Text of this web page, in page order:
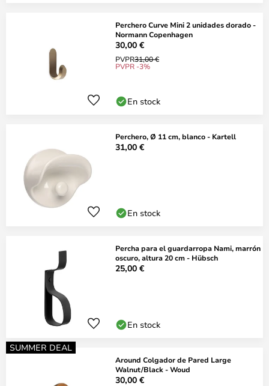
Perchero Curve Mini 2 unidades dorado -
Normann Copenhagen
30,00 €
PVPR31,00 €
PVPR -3%
En stock
Perchero, Ø 11 cm, blanco - Kartell
31,00 €
En stock
Percha para el guardarropa Nami, marrón
oscuro, altura 20 cm - Hübsch
25,00 €
En stock
SUMMER DEAL
Around Colgador de Pared Large
Walnut/Black - Woud
30,00 €